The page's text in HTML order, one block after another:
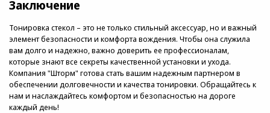
Заключение
Тонировка стекол – это не только стильный аксессуар, но и важный
элемент безопасности и комфорта вождения. Чтобы она служила
вам долго и надежно, важно доверить ее профессионалам,
которые знают все секреты качественной установки и ухода.
Компания "Шторм" готова стать вашим надежным партнером в
обеспечении долговечности и качества тонировки. Обращайтесь к
нам и наслаждайтесь комфортом и безопасностью на дороге
каждый день!